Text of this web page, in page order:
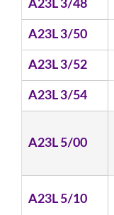
A23L 3/48
A23L 3/50
A23L 3/52
A23L 3/54
A23L 5/00
A23L 5/10